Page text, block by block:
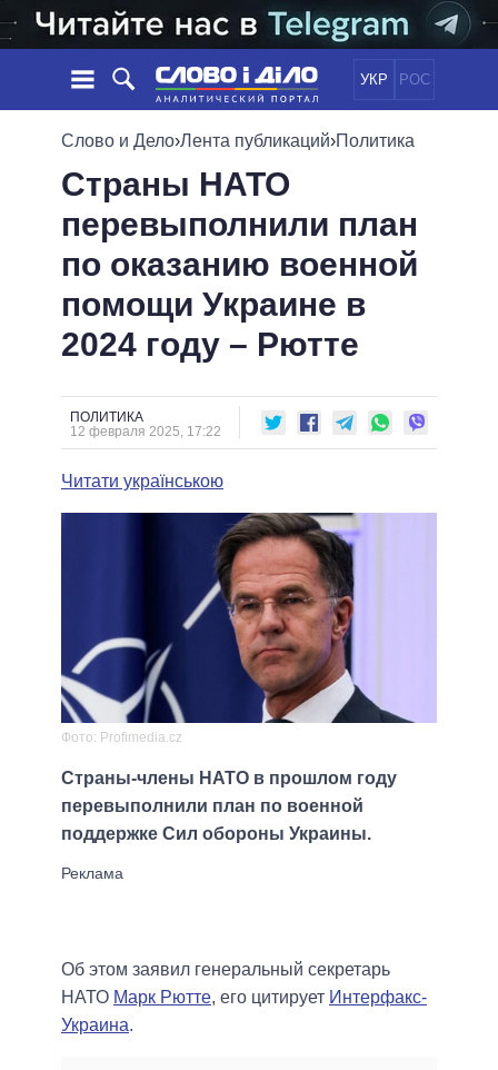
УКР РОС
НОВОСТИ
ЛЕНТА
СОБЫТИЯ
СТАТЬИ
ОБЗОРЫ
ДАЙДЖЕСТЫ
ПОЛИТИКА
ЭКОНОМИКА
ОБЩЕСТВО
ОБЕЩАНИЯ
ПОЛИТИКИ
ВСЕ ПОЛИТИКИ
ПРЕЗИДЕНТ И ОФИС
ВЕРХОВНАЯ РАДА
ГЛАВЫ ОБЛАДМИНИСТРАЦИЙ
МЭРЫ
ВСЕ ПЕРСОНЫ
ВИДЕО
СРАВНЕНИЕ ПОЛИТИКОВ
Слово и Дело›Лента публикаций›Политика
Страны НАТО
перевыполнили план
по оказанию военной
помощи Украине в
2024 году – Рютте
ПОЛИТИКА
12 февраля 2025, 17:22
Читати українською
Фото: Profimedia.cz
Страны-члены НАТО в прошлом году
перевыполнили план по военной
поддержке Сил обороны Украины.
Об этом заявил генеральный секретарь
НАТО Марк Рютте, его цитирует Интерфакс-
Украина.